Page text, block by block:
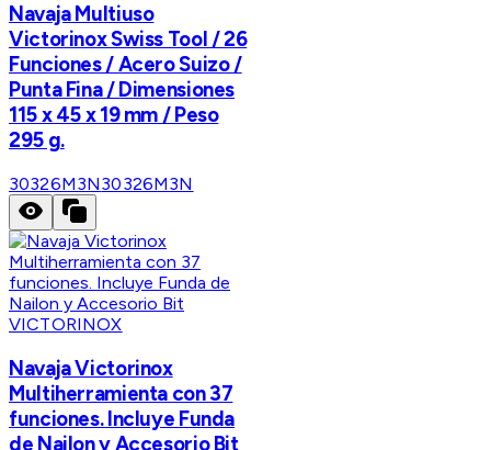
Navaja Multiuso
Victorinox Swiss Tool / 26
Funciones / Acero Suizo /
Punta Fina / Dimensiones
115 x 45 x 19 mm / Peso
295 g.
30326M3N30326M3N
VICTORINOX
Navaja Victorinox
Multiherramienta con 37
funciones. Incluye Funda
de Nailon y Accesorio Bit